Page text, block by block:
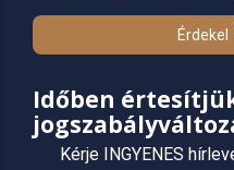
Érdekel
Időben
Kérje INGYENES